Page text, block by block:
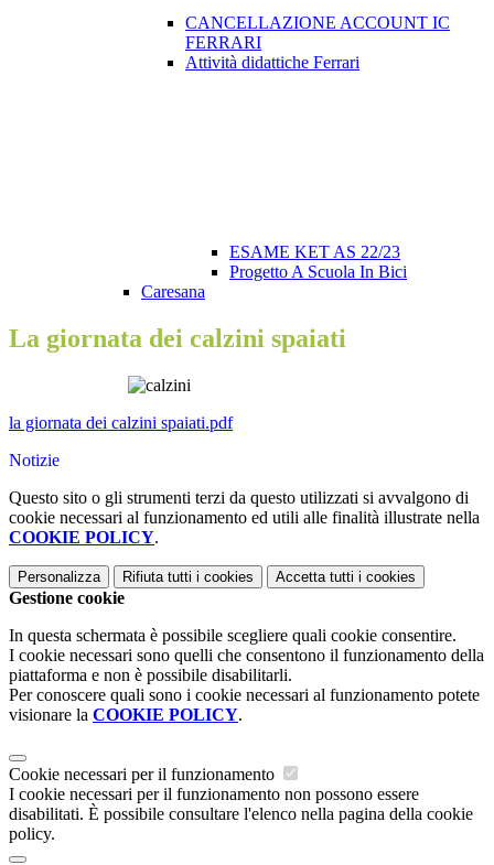
CANCELLAZIONE ACCOUNT IC
FERRARI
Attività didattiche Ferrari
ESAME KET AS 22/23
Progetto A Scuola In Bici
Caresana
La giornata dei calzini spaiati
la giornata dei calzini spaiati.pdf
Notizie
Questo sito o gli strumenti terzi da questo utilizzati si avvalgono di
cookie necessari al funzionamento ed utili alle finalità illustrate nella
COOKIE POLICY.
Personalizza Rifiuta tutti i cookies Accetta tutti i cookies
Gestione cookie
In questa schermata è possibile scegliere quali cookie consentire.
I cookie necessari sono quelli che consentono il funzionamento della
piattaforma e non è possibile disabilitarli.
Per conoscere quali sono i cookie necessari al funzionamento potete
visionare la COOKIE POLICY.
Cookie necessari per il funzionamento
I cookie necessari per il funzionamento non possono essere
disabilitati. È possibile consultare l'elenco nella pagina della cookie
policy.